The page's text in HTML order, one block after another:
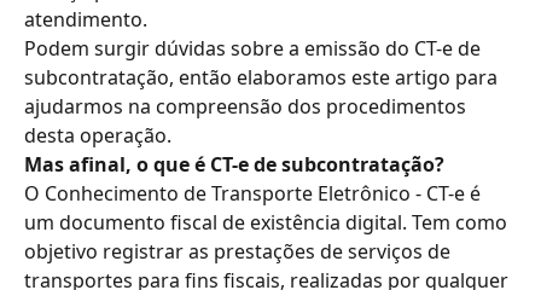
atendimento.
Podem surgir dúvidas sobre a emissão do CT-e de
subcontratação, então elaboramos este artigo para
ajudarmos na compreensão dos procedimentos
desta operação.
Mas afinal, o que é CT-e de subcontratação?
O Conhecimento de Transporte Eletrônico - CT-e é
um documento fiscal de existência digital. Tem como
objetivo registrar as prestações de serviços de
transportes para fins fiscais, realizadas por qualquer